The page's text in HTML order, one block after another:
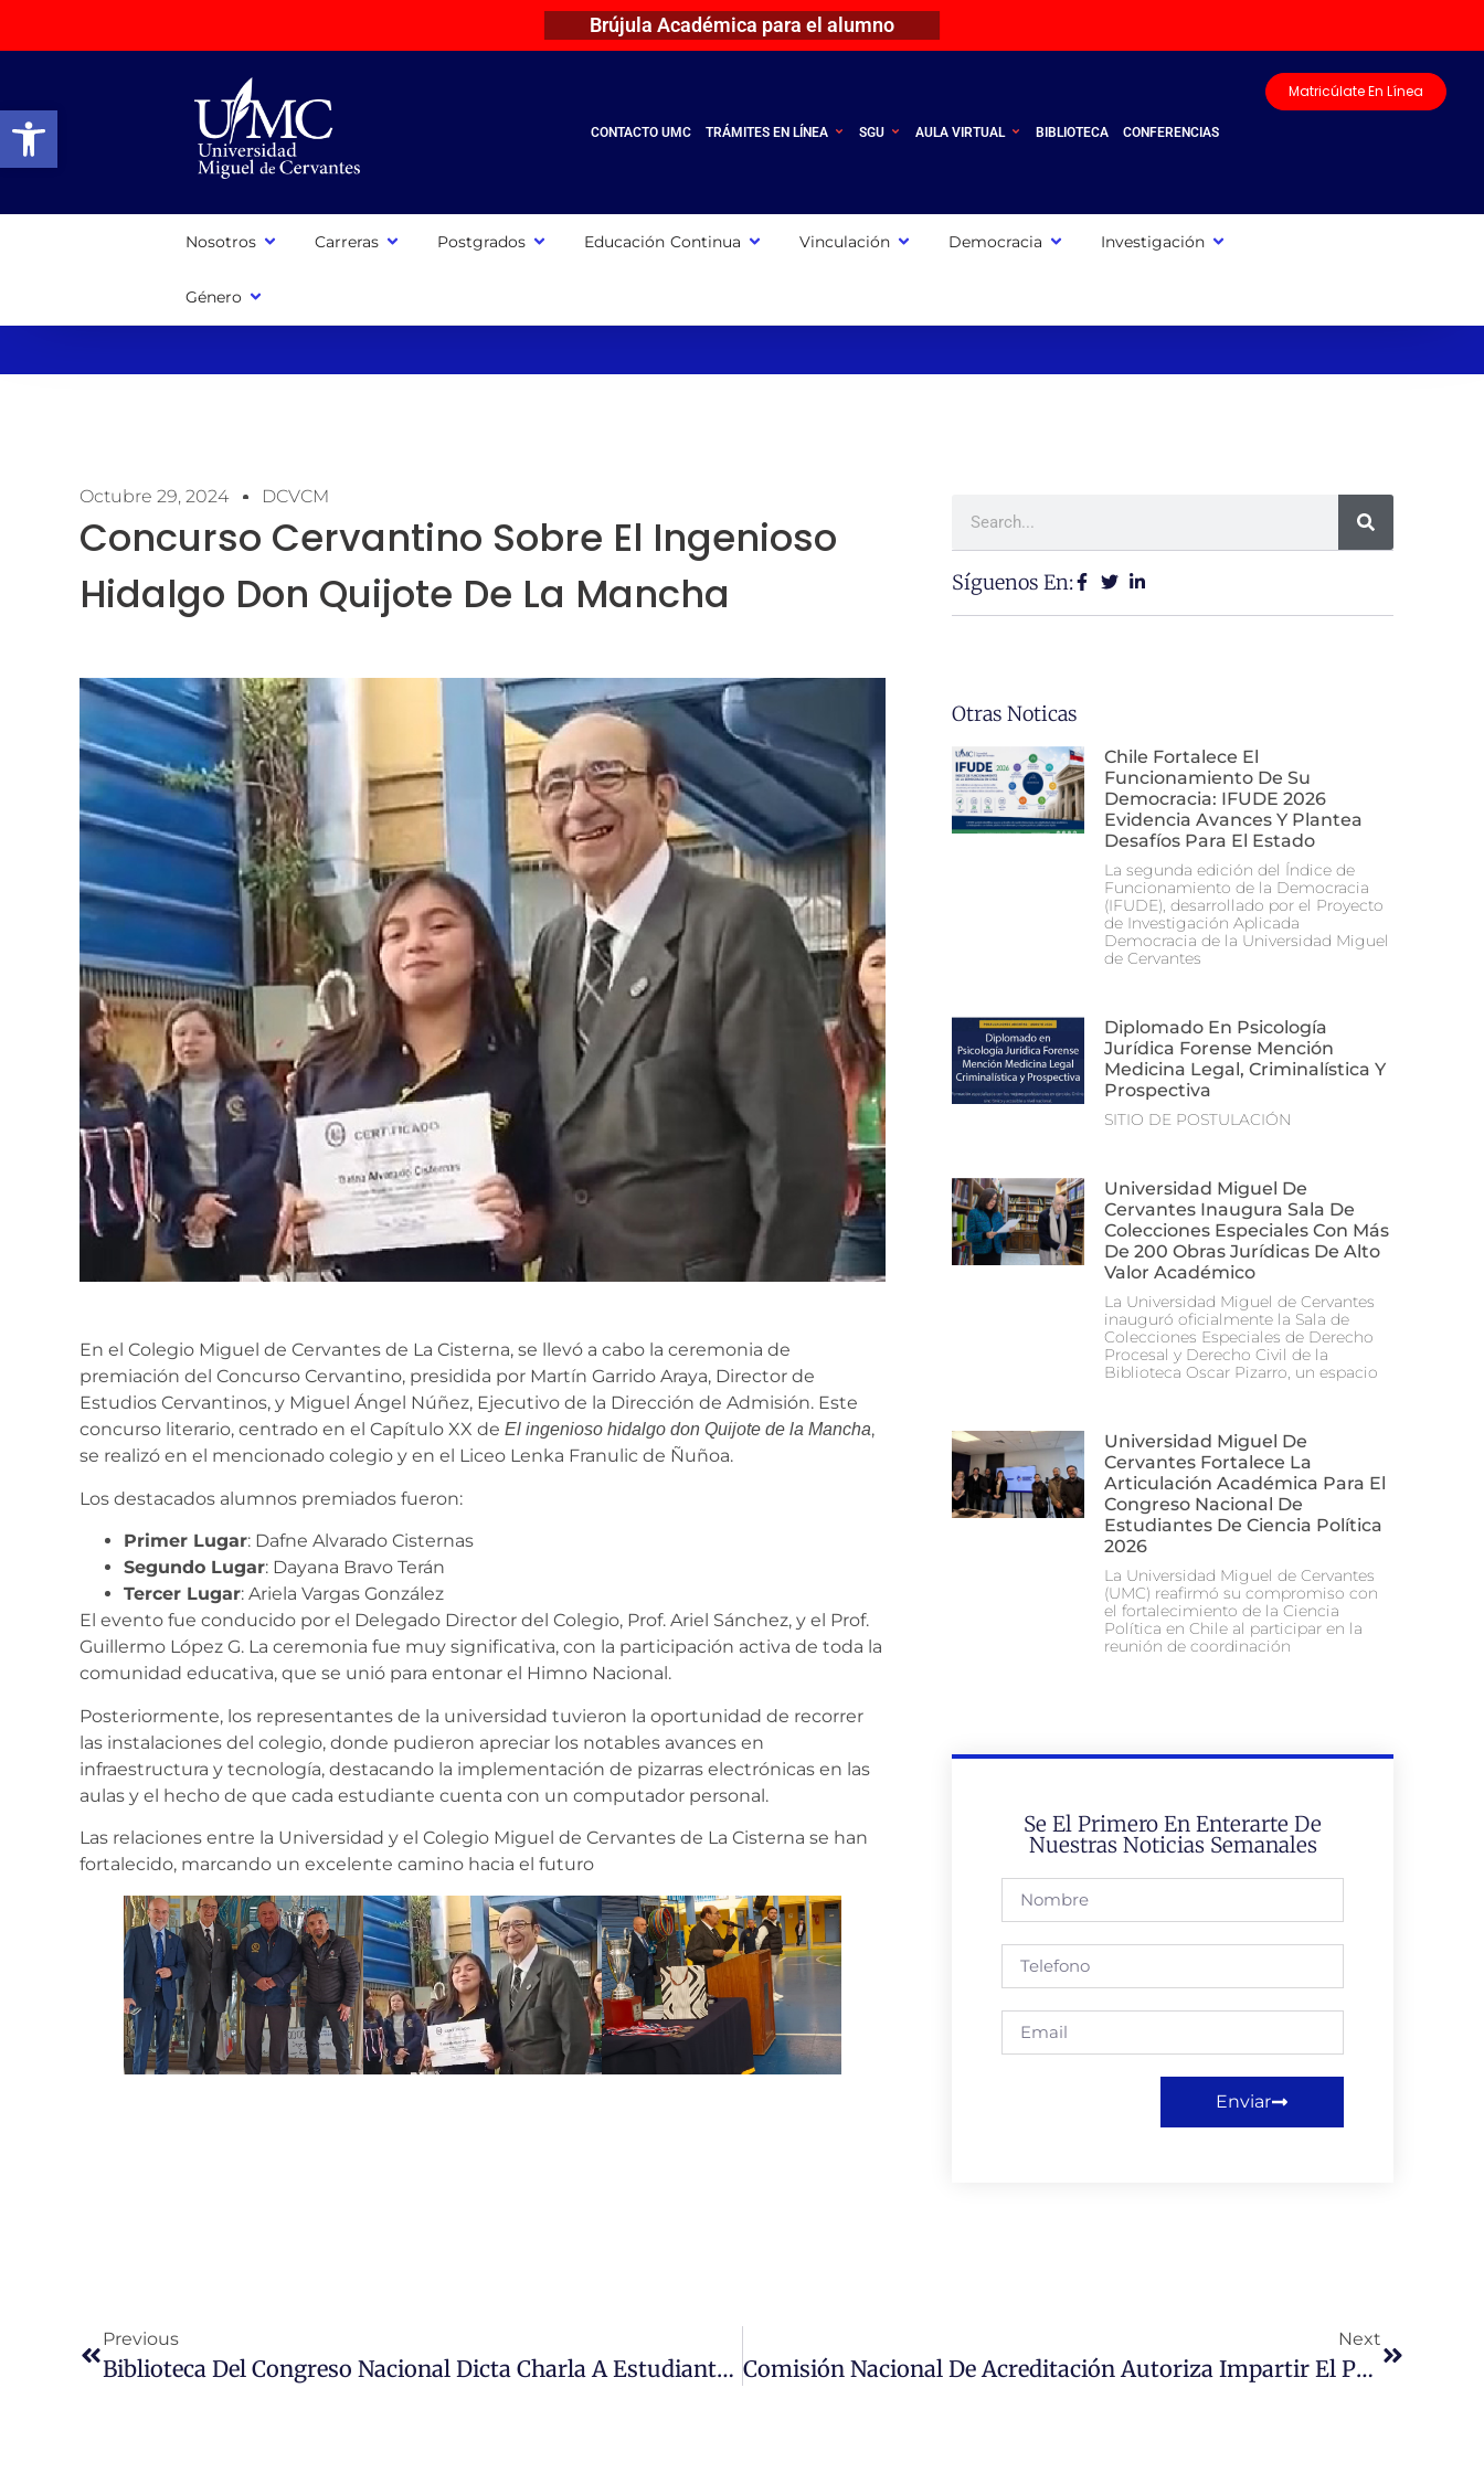
Abrir barra de herramientas
Brújula Académica para el alumno
CONTACTO UMC TRÁMITES EN LÍNEA SGU AULA VIRTUAL BIBLIOTECA CONFERENCIAS
Matricúlate En Línea
Nosotros Carreras Postgrados Educación Continua Vinculación Democracia Investigación
Género
Octubre 29, 2024 DCVCM
Concurso Cervantino Sobre El Ingenioso
Hidalgo Don Quijote De La Mancha
En el Colegio Miguel de Cervantes de La Cisterna, se llevó a cabo la ceremonia de
premiación del Concurso Cervantino, presidida por Martín Garrido Araya, Director de
Estudios Cervantinos, y Miguel Ángel Núñez, Ejecutivo de la Dirección de Admisión. Este
concurso literario, centrado en el Capítulo XX de El ingenioso hidalgo don Quijote de la Mancha,
se realizó en el mencionado colegio y en el Liceo Lenka Franulic de Ñuñoa.
Los destacados alumnos premiados fueron:
Primer Lugar: Dafne Alvarado Cisternas
Segundo Lugar: Dayana Bravo Terán
Tercer Lugar: Ariela Vargas González
El evento fue conducido por el Delegado Director del Colegio, Prof. Ariel Sánchez, y el Prof.
Guillermo López G. La ceremonia fue muy significativa, con la participación activa de toda la
comunidad educativa, que se unió para entonar el Himno Nacional.
Posteriormente, los representantes de la universidad tuvieron la oportunidad de recorrer
las instalaciones del colegio, donde pudieron apreciar los notables avances en
infraestructura y tecnología, destacando la implementación de pizarras electrónicas en las
aulas y el hecho de que cada estudiante cuenta con un computador personal.
Las relaciones entre la Universidad y el Colegio Miguel de Cervantes de La Cisterna se han
fortalecido, marcando un excelente camino hacia el futuro
Síguenos En:
Otras Noticas
Chile Fortalece El
Funcionamiento De Su
Democracia: IFUDE 2026
Evidencia Avances Y Plantea
Desafíos Para El Estado
La segunda edición del Índice de
Funcionamiento de la Democracia
(IFUDE), desarrollado por el Proyecto
de Investigación Aplicada
Democracia de la Universidad Miguel
de Cervantes
Diplomado En Psicología
Jurídica Forense Mención
Medicina Legal, Criminalística Y
Prospectiva
SITIO DE POSTULACIÓN
Universidad Miguel De
Cervantes Inaugura Sala De
Colecciones Especiales Con Más
De 200 Obras Jurídicas De Alto
Valor Académico
La Universidad Miguel de Cervantes
inauguró oficialmente la Sala de
Colecciones Especiales de Derecho
Procesal y Derecho Civil de la
Biblioteca Oscar Pizarro, un espacio
Universidad Miguel De
Cervantes Fortalece La
Articulación Académica Para El
Congreso Nacional De
Estudiantes De Ciencia Política
2026
La Universidad Miguel de Cervantes
(UMC) reafirmó su compromiso con
el fortalecimiento de la Ciencia
Política en Chile al participar en la
reunión de coordinación
Se El Primero En Enterarte De
Nuestras Noticias Semanales
Enviar
Previous
Biblioteca Del Congreso Nacional Dicta Charla A Estudiantes De Derecho
Next
Comisión Nacional De Acreditación Autoriza Impartir El Programa De Magíster En Administración De Empresas, Primer MBA De Nuestra Universidad.